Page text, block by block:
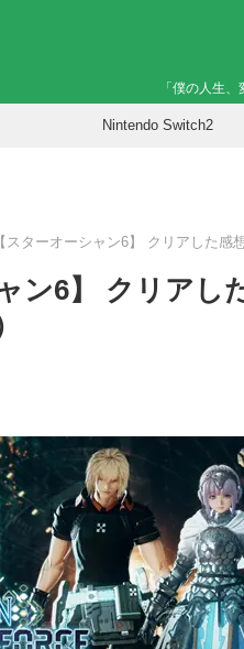
「僕の人生
Nintendo Switch2
【スターオーシャン6】 クリアした感
ン6】 クリアし